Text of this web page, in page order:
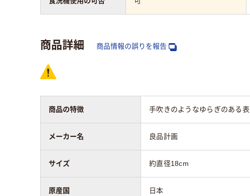
商品詳細 商品情報の誤りを報告
商品の特徴 手吹きのようなゆらぎのある表
メーカー名 良品計画
サイズ 約直径18cm
原産国 日本